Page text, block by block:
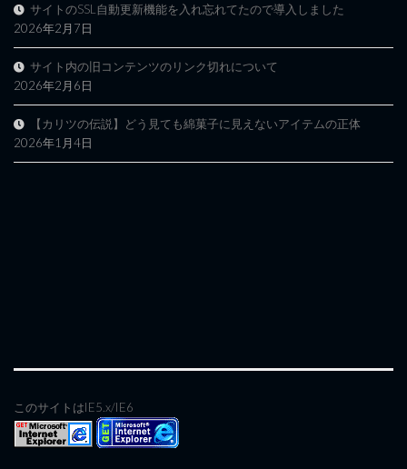
サイトのSSL自動更新機能を入れ忘れてたので導入しました
2026年2月7日
サイト内の旧コンテンツのリンク切れについて
2026年2月6日
【カリツの伝説】どう見ても綿菓子に見えないアイテムの正体
2026年1月4日
このサイトはIE5.x/IE6